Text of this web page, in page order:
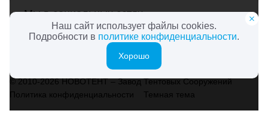
Наш сайт использует файлы cookies.
Подробности в политике конфиденциальности.
Хорошо
Мы в социальных сетях
© 2010-2026 НОВОТЕНТ – Завод Тентовых Сооружений
Политика конфиденциальности
Темная тема